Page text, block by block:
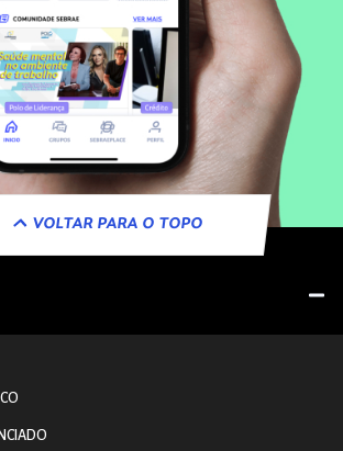
VOLTAR PARA O TOPO